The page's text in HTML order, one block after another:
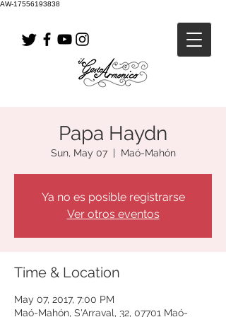
AW-17556193838
Papa Haydn
Sun, May 07
  |
Maó-Mahón
Ya no es posible registrarse
Ver otros eventos
Time & Location
May 07, 2017, 7:00 PM
Maó-Mahón, S'Arraval, 32, 07701 Maó-